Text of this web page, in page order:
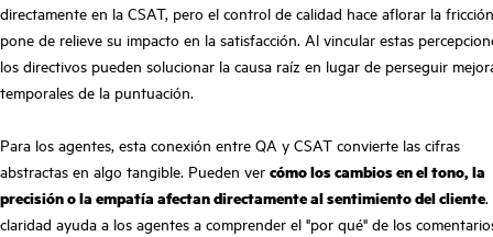
directamente en la CSAT, pero el control de calidad hace aflorar la
pone de relieve su impacto en la satisfacción. Al vincular estas
los directivos pueden solucionar la causa raíz en lugar de perseguir
temporales de la puntuación.
Para los agentes, esta conexión entre QA y CSAT convierte las cifras
abstractas en algo tangible. Pueden ver cómo los cambios en el tono, la
precisión o la empatía afectan directamente al sentimiento del cliente.
claridad ayuda a los agentes a comprender el "por qué" de los